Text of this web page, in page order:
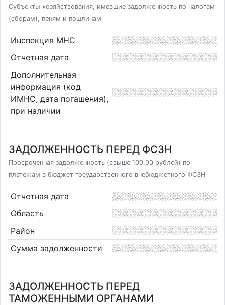
Субъекты хозяйствования, имевшие задолженность по налогам
(сборам), пеням и пошлинам
Инспекция МНС
Отчетная дата
Дополнительная
информация (код
ИМНС, дата погашения),
при наличии
ЗАДОЛЖЕННОСТЬ ПЕРЕД ФСЗН
Просроченная задолженность (свыше 100,00 рублей) по
платежам в бюджет государственного внебюджетного ФСЗН
Отчетная дата
Область
Район
Сумма задолженности
ЗАДОЛЖЕННОСТЬ ПЕРЕД
ТАМОЖЕННЫМИ ОРГАНАМИ